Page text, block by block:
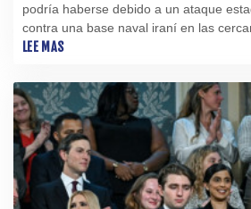
podría haberse debido a un ataque
contra una base naval iraní en las
investigación del diario New York Times.
LEE MAS